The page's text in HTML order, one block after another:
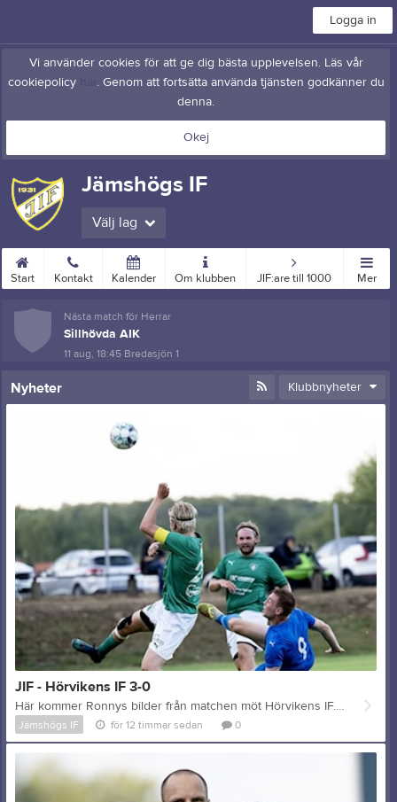
Logga in
Vi använder cookies för att ge dig bästa upplevelsen. Läs vår
cookiepolicy
. Genom att fortsätta använda tjänsten godkänner du
denna.
Okej
Jämshögs IF
Välj lag
Start Kontakt Kalender Om klubben JIF:are till 1000 Mer
Nästa match för Herrar
Sillhövda AIK
11 aug, 18:45 Bredasjön 1
Nyheter Klubbnyheter
JIF - Hörvikens IF 3-0
Här kommer Ronnys bilder från matchen möt Hörvikens IF. Klicka här.
Jämshögs IF för 12 timmar sedan 0